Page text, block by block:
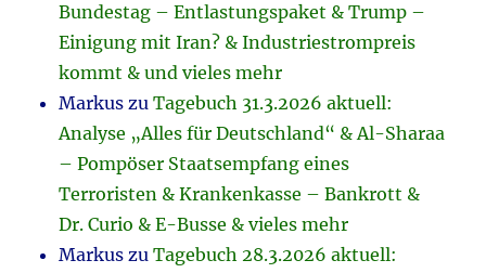
Bundestag – Entlastungspaket & Trump –
Einigung mit Iran? & Industriestrompreis
kommt & und vieles mehr
Markus zuTagebuch 31.3.2026 aktuell:
Analyse „Alles für Deutschland“ & Al-Sharaa
– Pompöser Staatsempfang eines
Terroristen & Krankenkasse – Bankrott &
Dr. Curio & E-Busse & vieles mehr
Markus zuTagebuch 28.3.2026 aktuell: